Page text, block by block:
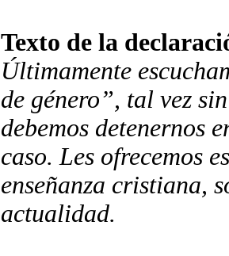
Texto de la
Últimamente
de género”, tal vez
debemos detenernos
caso. Les ofrecemos
enseñanza cristiana,
actualidad.